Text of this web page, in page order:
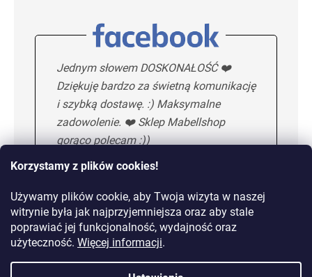
Korzystamy z plików cookies!
Używamy plików cookie, aby Twoja wizyta w naszej
witrynie była jak najprzyjemniejsza oraz aby stale
poprawiać jej funkcjonalność, wydajność oraz
użyteczność. Więcej informacji.
Jednym słowem DOSKONAŁOŚĆ ❤️
Dziękuję bardzo za świetną komunikację
i szybką dostawę. :) Maksymalne
zadowolenie. ❤️ Sklep Mabellshop
gorąco polecam :))
Maria H. 5/5
KOLEJNA OPINIA